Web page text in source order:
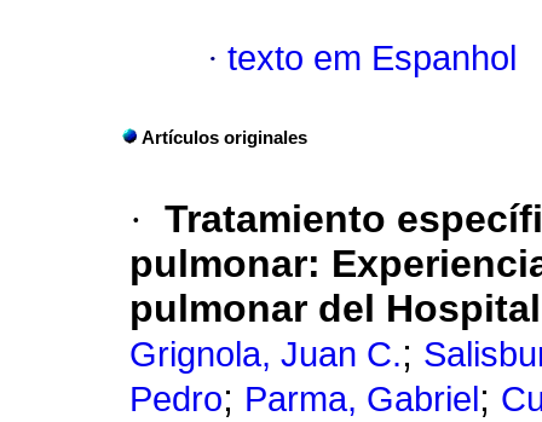
· texto em Espanhol
Artículos originales
· Tratamiento
pulmonar:
pulmonar del
Grignola, Juan C.;
Pedro; Parma, Gabriel ;